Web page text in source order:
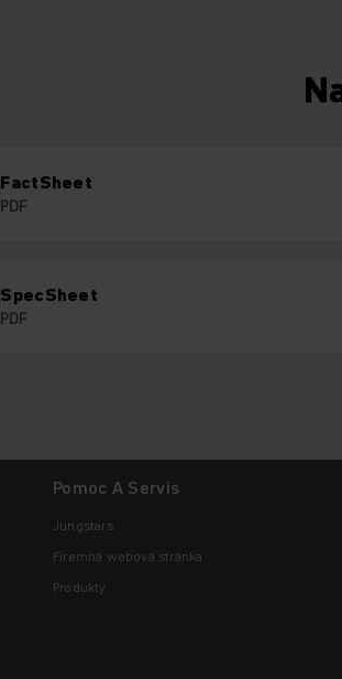
FactSheet
PDF
SpecSheet
PDF
Pomoc A Servis
Jungstars
Firemná webová stránka
Produkty